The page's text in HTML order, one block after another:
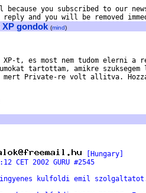
because you subscribed to our
XP gondok (mind)
t, es most nem tudom elerni a
tartottam, amikre szuksegem
mert Private-re volt allitva.
[Hungary]
2002 GURU #2545
kulfoldi emil